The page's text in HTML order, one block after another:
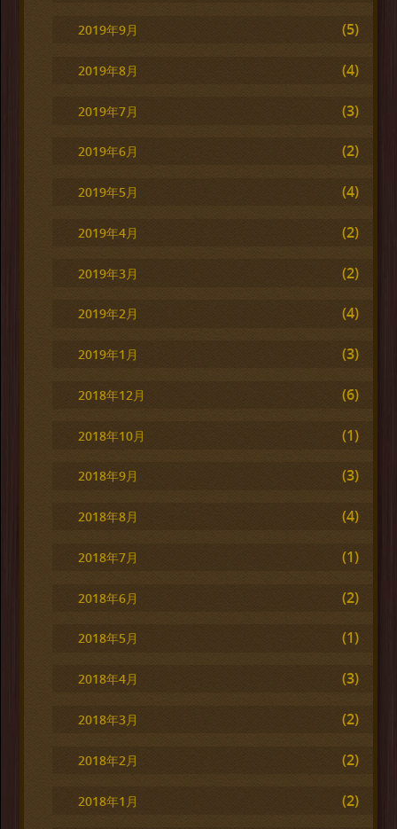
2019年9月 (5)
2019年8月 (4)
2019年7月 (3)
2019年6月 (2)
2019年5月 (4)
2019年4月 (2)
2019年3月 (2)
2019年2月 (4)
2019年1月 (3)
2018年12月 (6)
2018年10月 (1)
2018年9月 (3)
2018年8月 (4)
2018年7月 (1)
2018年6月 (2)
2018年5月 (1)
2018年4月 (3)
2018年3月 (2)
2018年2月 (2)
2018年1月 (2)